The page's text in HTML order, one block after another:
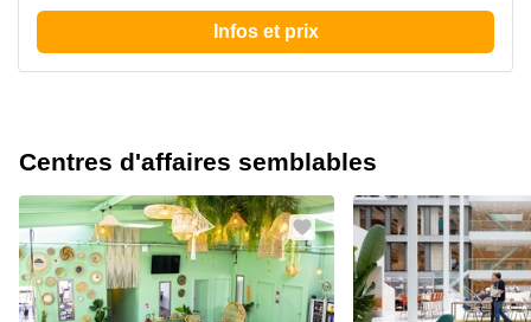
Infos et prix
Centres d'affaires semblables